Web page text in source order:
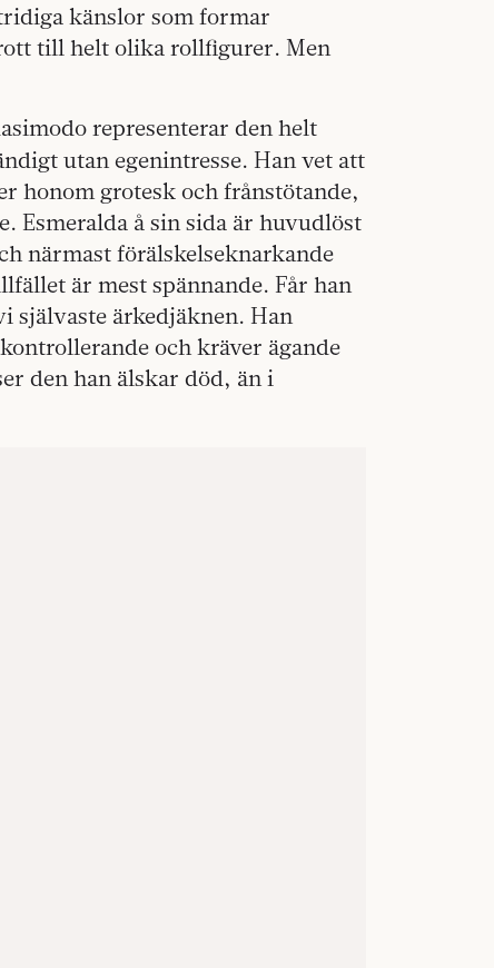
känslor som formar
till helt olika rollfigurer. Men
representerar den helt
utan egenintresse. Han vet att
honom grotesk och frånstötande,
Esmeralda å sin sida är huvudlöst
närmast förälskelseknarkande
är mest spännande. Får han
självaste ärkedjäknen. Han
och kräver ägande
den han älskar död, än i